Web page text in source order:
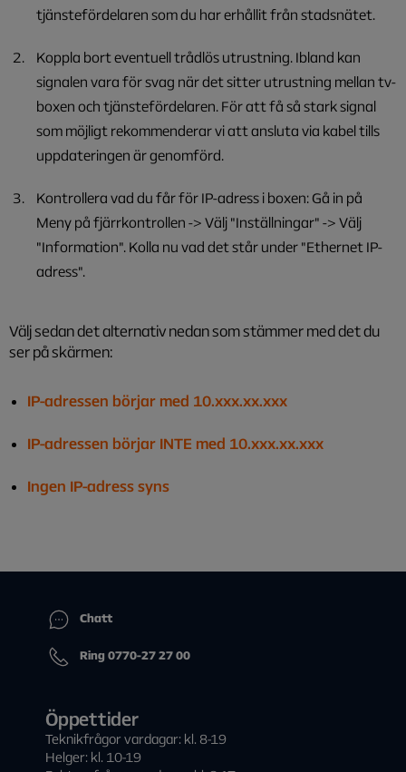
tjänstefördelaren som du har erhållit från stadsnätet.
Koppla bort eventuell trådlös utrustning. Ibland kan
signalen vara för svag när det sitter utrustning mellan tv-
boxen och tjänstefördelaren. För att få så stark signal
som möjligt rekommenderar vi att ansluta via kabel tills
uppdateringen är genomförd.
Kontrollera vad du får för IP-adress i boxen: Gå in på
Meny på fjärrkontrollen -> Välj "Inställningar" -> Välj
"Information". Kolla nu vad det står under "Ethernet IP-
adress".
Välj sedan det alternativ nedan som stämmer med det du
ser på skärmen:
IP-adressen börjar med 10.xxx.xx.xxx
IP-adressen börjar INTE med 10.xxx.xx.xxx
Ingen IP-adress syns
Chatt
Ring 0770-27 27 00
Öppettider
Teknikfrågor vardagar: kl. 8-19
Helger: kl. 10-19